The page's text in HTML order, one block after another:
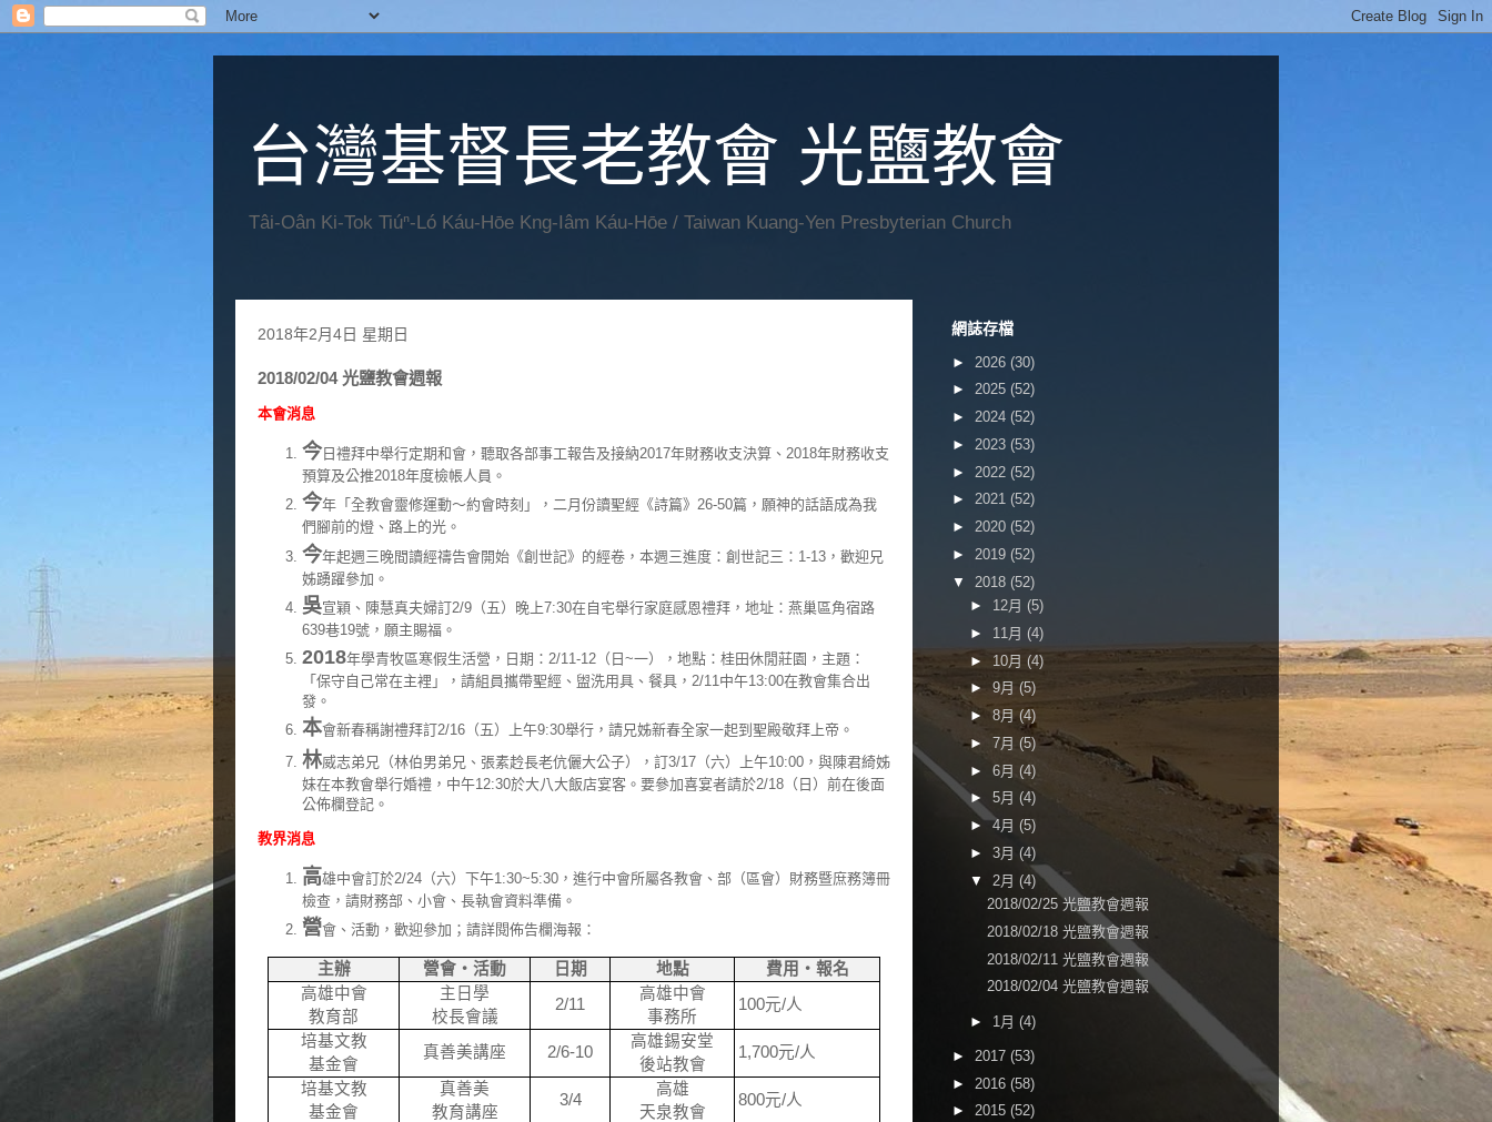
台灣基督長老教會 光鹽教會
Tâi-Oân Ki-Tok Tiúⁿ-Ló Káu-Hōe Kng-Iâm Káu-Hōe / Taiwan Kuang-Yen Presbyterian Church
2018年2月4日 星期日
2018/02/04 光鹽教會週報
本會消息
今日禮拜中舉行定期和會，聽取各部事工報告及接納2017年財務收支決算、2018年財務收支
預算及公推2018年度檢帳人員。
今年「全教會靈修運動～約會時刻」，二月份讀聖經《詩篇》26-50篇，願神的話語成為我
們腳前的燈、路上的光。
今年起週三晚間讀經禱告會開始《創世記》的經卷，本週三進度：創世記三：1-13，歡迎兄
姊踴躍參加。
吳宣穎、陳慧真夫婦訂2/9（五）晚上7:30在自宅舉行家庭感恩禮拜，地址：燕巢區角宿路
639巷19號，願主賜福。
2018年學青牧區寒假生活營，日期：2/11-12（日~一），地點：桂田休閒莊園，主題：
「保守自己常在主裡」，請組員攜帶聖經、盥洗用具、餐具，2/11中午13:00在教會集合出
發。
本會新春稱謝禮拜訂2/16（五）上午9:30舉行，請兄姊新春全家一起到聖殿敬拜上帝。
林威志弟兄（林伯男弟兄、張素赺長老伉儷大公子），訂3/17（六）上午10:00，與陳君綺姊
妹在本教會舉行婚禮，中午12:30於大八大飯店宴客。要參加喜宴者請於2/18（日）前在後面
公佈欄登記。
教界消息
高雄中會訂於2/24（六）下午1:30~5:30，進行中會所屬各教會、部（區會）財務暨庶務簿冊
檢查，請財務部、小會、長執會資料準備。
營會、活動，歡迎參加；請詳閱佈告欄海報：
主辦 營會‧活動 日期 地點
費用‧報名
高雄中會
教育部
主日學
校長會議
2/11
高雄中會
事務所
100元/人
培基文教
基金會
真善美講座 2/6-10
高雄錫安堂
後站教會
1,700元/人
培基文教
基金會
真善美
教育講座
3/4
高雄
天泉教會
800元/人
網誌存檔
► 2026 (30)
► 2025 (52)
► 2024 (52)
► 2023 (53)
► 2022 (52)
► 2021 (52)
► 2020 (52)
► 2019 (52)
▼ 2018 (52)
► 12月 (5)
► 11月 (4)
► 10月 (4)
► 9月 (5)
► 8月 (4)
► 7月 (5)
► 6月 (4)
► 5月 (4)
►4月 (5)
► 3月 (4)
▼ 2月 (4)
2018/02/25 光鹽教會週報
2018/02/18 光鹽教會週報
2018/02/11 光鹽教會週報
2018/02/04 光鹽教會週報
► 1月 (4)
► 2017 (53)
► 2016 (58)
► 2015 (52)